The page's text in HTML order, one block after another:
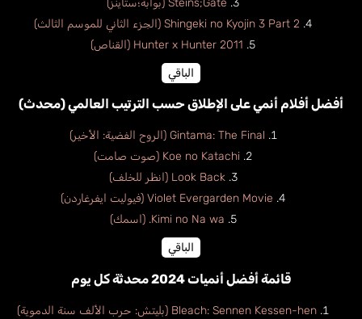
Shingeki no Kyojin 3 Part 2 (الجزء الثاني للموسم الثالث)
Hunter x Hunter 2011 (القناص)
الباقي
أفضل أفلام أنمي على الإطلاق حسب الترتيب العالمي (محدث)
Gintama: The Final (الروح الفضية: الأخير)
Koe no Katachi (صوت صامت)
Look Back (انظر للخلف)
Violet Evergarden Movie (فيوليت ايفرغاردن)
Kimi no Na wa. (اسمك)
الباقي
قائمة أفضل أنميات 2024 محدثة كل يوم
Bleach: Sennen Kessen-hen (بليتش: حرب الألف سنة الدموية)